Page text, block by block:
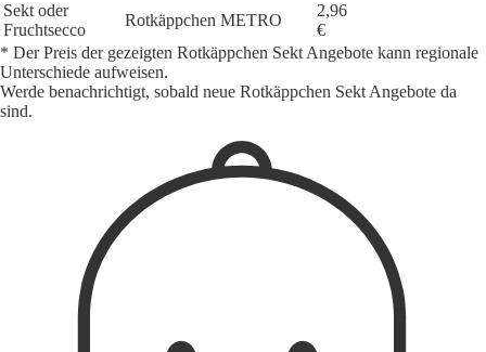
Sekt oder
Fruchtsecco
Rotkäppchen METRO
2,96
€
* Der Preis der gezeigten Rotkäppchen Sekt Angebote kann regionale
Unterschiede aufweisen.
Werde benachrichtigt, sobald neue Rotkäppchen Sekt Angebote da
sind.